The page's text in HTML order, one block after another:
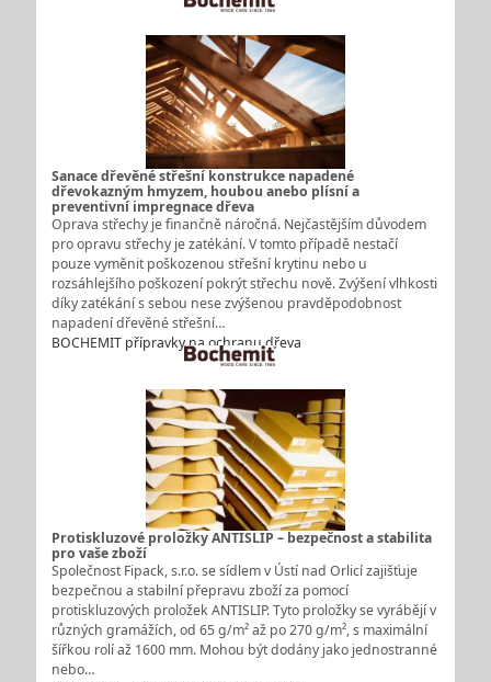
Sanace dřevěné střešní konstrukce napadené
dřevokazným hmyzem, houbou anebo plísní a
preventivní impregnace dřeva
Oprava střechy je finančně náročná. Nejčastějším důvodem
pro opravu střechy je zatékání. V tomto případě nestačí
pouze vyměnit poškozenou střešní krytinu nebo u
rozsáhlejšího poškození pokrýt střechu nově. Zvýšení vlhkosti
díky zatékání s sebou nese zvýšenou pravděpodobnost
napadení dřevěné střešní…
BOCHEMIT přípravky na ochranu dřeva
Protiskluzové proložky ANTISLIP – bezpečnost a stabilita
pro vaše zboží
Společnost Fipack, s.r.o. se sídlem v Ústí nad Orlicí zajišťuje
bezpečnou a stabilní přepravu zboží za pomocí
protiskluzových proložek ANTISLIP. Tyto proložky se vyrábějí v
různých gramážích, od 65 g/m² až po 270 g/m², s maximální
šířkou rolí až 1600 mm. Mohou být dodány jako jednostranné
nebo…